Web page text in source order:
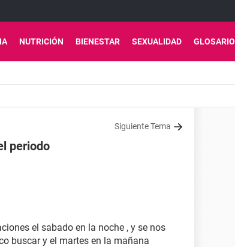
NUTRICIÓN BIENESTAR SEXUALIDAD GLOSARIO
Siguiente Tema
periodo
el sabado en la noche , y se nos
buscar y el martes en la mañana